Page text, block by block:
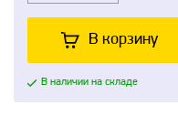
В корзину
В наличии на складе